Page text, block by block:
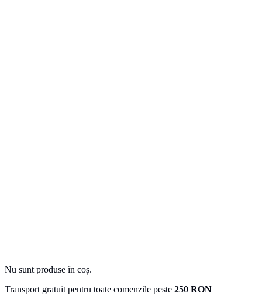
Nu sunt produse în coș.
Transport gratuit pentru toate comenzile peste 250 RON